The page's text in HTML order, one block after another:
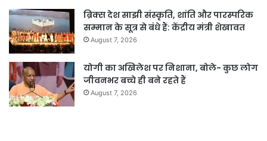
ब्रिक्स देश साझी संस्कृति, शांति और पारस्परिक
सम्मान के सूत्र से बंधे हैं: केंद्रीय मंत्री शेखावत
August 7, 2026
योगी का अखिलेश पर निशाना, बोले- कुछ लोग
जीवनभर बच्चे ही बने रहते हैं
August 7, 2026